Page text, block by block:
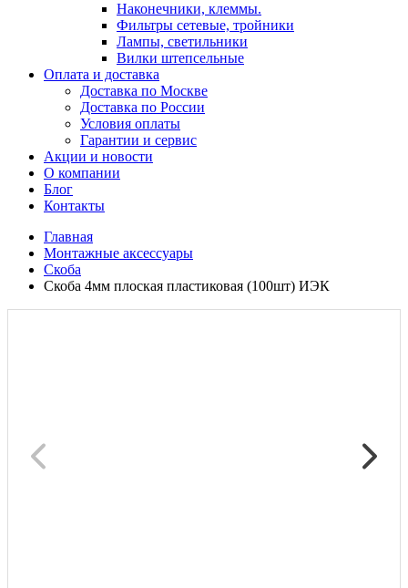
Наконечники, клеммы.
Фильтры сетевые, тройники
Лампы, светильники
Вилки штепсельные
Оплата и доставка
Доставка по Москве
Доставка по России
Условия оплаты
Гарантии и сервис
Акции и новости
О компании
Блог
Контакты
Главная
Монтажные аксессуары
Скоба
Скоба 4мм плоская пластиковая (100шт) ИЭК